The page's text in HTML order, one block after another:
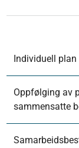
Individuell
Oppfølging av
sammensatte